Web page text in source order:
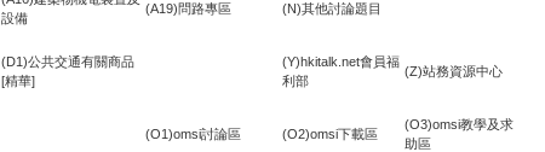
設備
(A19)問路專區 (N)其他討論題目
(D1)公共交通有關商品
[精華]
(Y)hkitalk.net會員福
利部
(Z)站務資源中心
(O1)omsi討論區 (O2)omsi下載區
(O3)omsi教學及求
助區